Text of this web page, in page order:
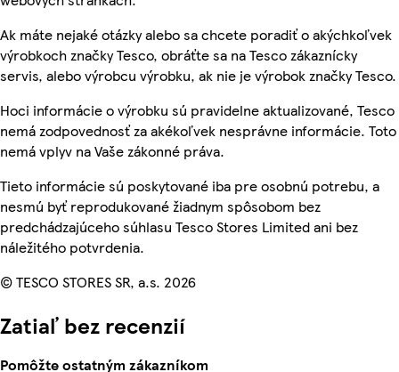
Ak máte nejaké otázky alebo sa chcete poradiť o akýchkoľvek
výrobkoch značky Tesco, obráťte sa na Tesco zákaznícky
servis, alebo výrobcu výrobku, ak nie je výrobok značky Tesco.
Hoci informácie o výrobku sú pravidelne aktualizované, Tesco
nemá zodpovednosť za akékoľvek nesprávne informácie. Toto
nemá vplyv na Vaše zákonné práva.
Tieto informácie sú poskytované iba pre osobnú potrebu, a
nesmú byť reprodukované žiadnym spôsobom bez
predchádzajúceho súhlasu Tesco Stores Limited ani bez
náležitého potvrdenia.
© TESCO STORES SR, a.s. 2026
Zatiaľ bez recenzií
Pomôžte ostatným zákazníkom